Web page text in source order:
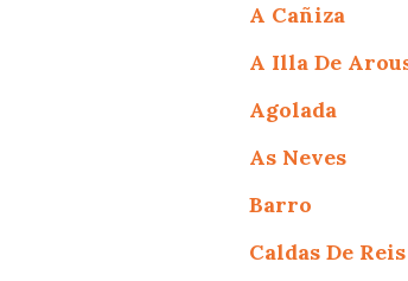
A Cañiza
A Illa De
Agolada
As Neves
Barro
Caldas De Reis